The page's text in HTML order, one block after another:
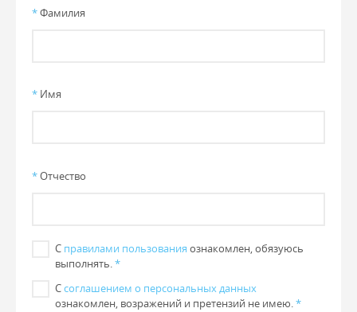
*Фамилия
* Имя
*Отчество
С правилами пользования ознакомлен, обязуюсь
выполнять.*
Ссоглашением о персональных данных
ознакомлен, возражений и претензий не имею.*